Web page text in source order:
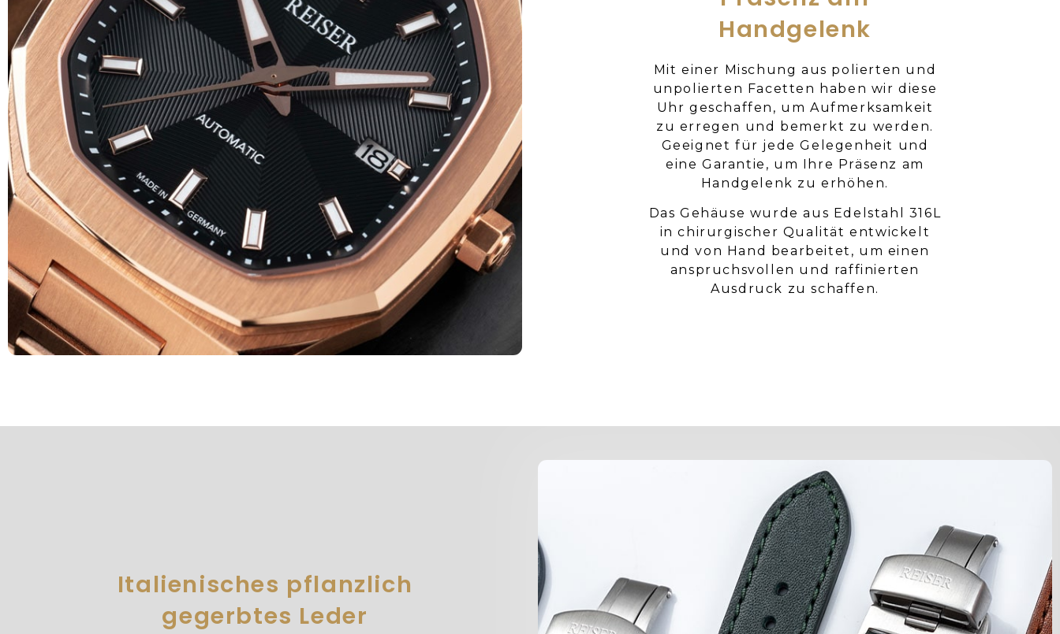
Handgelenk
Mit einer Mischung aus polierten und
unpolierten Facetten haben wir diese
Uhr geschaffen, um Aufmerksamkeit
zu erregen und bemerkt zu werden.
Geeignet für jede Gelegenheit und
eine Garantie, um Ihre Präsenz am
Handgelenk zu erhöhen.
Das Gehäuse wurde aus Edelstahl 316L
in chirurgischer Qualität entwickelt
und von Hand bearbeitet, um einen
anspruchsvollen und raffinierten
Ausdruck zu schaffen.
Italienisches pflanzlich
gegerbtes Leder